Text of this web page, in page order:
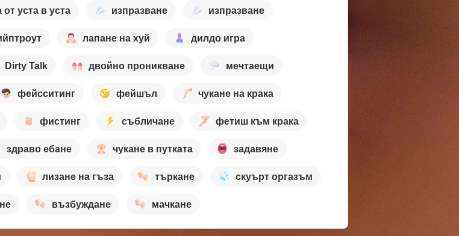
уста в уста изпразване изпразване
лапане на хуй дилдо игра
Dirty Talk двойно проникване мечтаещи
фейсситинг фейшъл чукане на крака
фистинг събличане фетиш към крака
здраво ебане чукане в путката задавяне
лизане на гъза търкане скуърт оргазъм
възбуждане мачкане